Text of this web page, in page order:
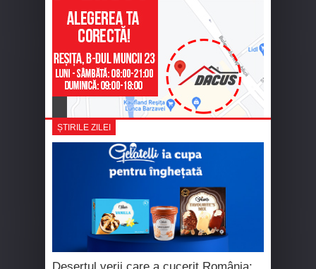
ȘTIRILE ZILEI
Desertul verii care a cucerit România: